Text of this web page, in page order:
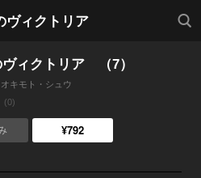
ヴィクトリア
検索
ィクトリア （7）
キモト・シュウ
(0)
¥792